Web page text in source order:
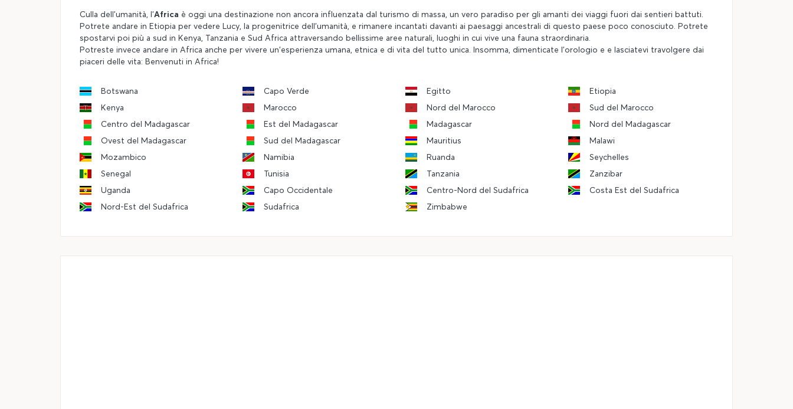
Culla dell'umanità, l'Africa è oggi una destinazione non ancora influenzata dal turismo di massa, un vero paradiso per gli amanti dei viaggi fuori dai sentieri battuti.
Potrete andare in Etiopia per vedere Lucy, la progenitrice dell'umanità, e rimanere incantati davanti ai paesaggi ancestrali di questo paese poco conosciuto. Potrete
spostarvi poi più a sud in Kenya, Tanzania e Sud Africa attraversando bellissime aree naturali, luoghi in cui vive una fauna straordinaria.
Potreste invece andare in Africa anche per vivere un'esperienza umana, etnica e di vita del tutto unica. Insomma, dimenticate l'orologio e e lasciatevi travolgere dai
piaceri delle vita: Benvenuti in Africa!
Botswana Capo Verde Egitto
Etiopia
Kenya
Marocco Nord del Marocco
Sud del Marocco
Centro del Madagascar
Est del Madagascar Madagascar
Nord del Madagascar
Ovest del Madagascar
Sud del Madagascar Mauritius
Malawi
Mozambico
Namibia Ruanda
Seychelles
Senegal
Tunisia Tanzania
Zanzibar
Uganda
Capo Occidentale Centro-Nord del Sudafrica
Costa Est del Sudafrica
Nord-Est del Sudafrica
Sudafrica Zimbabwe